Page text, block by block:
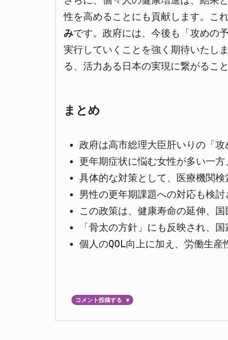
性を高めることにも貢献します。こ
みです。政府には、今後も「攻めの
実行していくことを強く期待いたし
る、活力ある日本の実現に繋がるこ
まとめ
政府は高市総理大臣肝いりの「
更年期症状に悩む女性が多い一
具体的な対策として、医療機関
男性の更年期課題への対応も検討
この政策は、健康寿命の延伸、
「骨太の方針」にも反映され、
個人のQOL向上に加え、労働生
コメント投稿する ▼